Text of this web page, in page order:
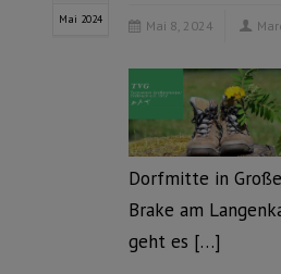
Mai 2024 Mai 8, 2024
Dorfmitte in
Brake am
geht es […]